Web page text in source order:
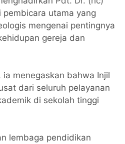
pembicara utama yang
mengenai pentingnya
gereja dan
ia menegaskan bahwa Injil
dari seluruh pelayanan
di sekolah tinggi
lembaga pendidikan